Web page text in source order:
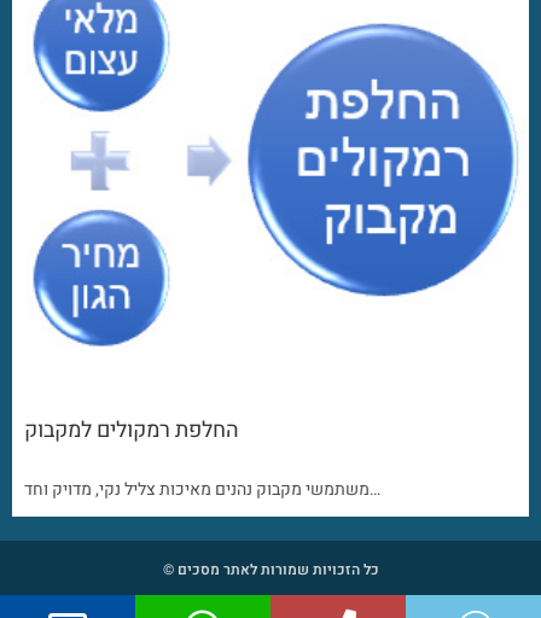
החלפת רמקולים למקבוק
משתמשי מקבוק נהנים מאיכות צליל נקי, מדויק וחד…
כל הזכויות שמורות לאתר מסכים ©